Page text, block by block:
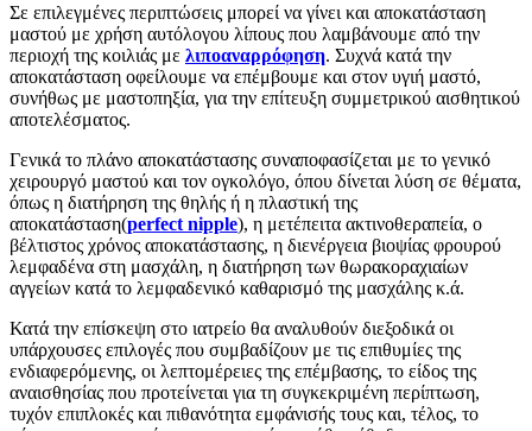
Σε επιλεγμένες περιπτώσεις μπορεί να γίνει και αποκατάσταση
μαστού με χρήση αυτόλογου λίπους που λαμβάνουμε από την
περιοχή της κοιλιάς με λιποαναρρόφηση. Συχνά κατά την
αποκατάσταση οφείλουμε να επέμβουμε και στον υγιή μαστό,
συνήθως με μαστοπηξία, για την επίτευξη συμμετρικού αισθητικού
αποτελέσματος.
Γενικά το πλάνο αποκατάστασης συναποφασίζεται με το γενικό
χειρουργό μαστού και τον ογκολόγο, όπου δίνεται λύση σε θέματα,
όπως η διατήρηση της θηλής ή η πλαστική της
αποκατάσταση(perfect nipple), η μετέπειτα ακτινοθεραπεία, ο
βέλτιστος χρόνος αποκατάστασης, η διενέργεια βιοψίας φρουρού
λεμφαδένα στη μασχάλη, η διατήρηση των θωρακοραχιαίων
αγγείων κατά το λεμφαδενικό καθαρισμό της μασχάλης κ.ά.
Κατά την επίσκεψη στο ιατρείο θα αναλυθούν διεξοδικά οι
υπάρχουσες επιλογές που συμβαδίζουν με τις επιθυμίες της
ενδιαφερόμενης, οι λεπτομέρειες της επέμβασης, το είδος της
αναισθησίας που προτείνεται για τη συγκεκριμένη περίπτωση,
τυχόν επιπλοκές και πιθανότητα εμφάνισής τους και, τέλος, το